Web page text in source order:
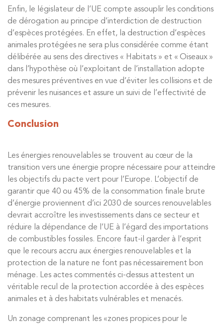
Enfin, le législateur de l’UE compte assouplir les conditions
de dérogation au principe d’interdiction de destruction
d’espèces protégées. En effet, la destruction d’espèces
animales protégées ne sera plus considérée comme étant
délibérée au sens des directives « Habitats » et « Oiseaux »
dans l’hypothèse où l’exploitant de l’installation adopte
des mesures préventives en vue d’éviter les collisions et de
prévenir les nuisances et assure un suivi de l’effectivité de
ces mesures.
Conclusion
Les énergies renouvelables se trouvent au cœur de la
transition vers une énergie propre nécessaire pour atteindre
les objectifs du pacte vert pour l’Europe. L’objectif de
garantir que 40 ou 45% de la consommation finale brute
d’énergie proviennent d’ici 2030 de sources renouvelables
devrait accroître les investissements dans ce secteur et
réduire la dépendance de l’UE à l’égard des importations
de combustibles fossiles. Encore faut-il garder à l’esprit
que le recours accru aux énergies renouvelables et la
protection de la nature ne font pas nécessairement bon
ménage. Les actes commentés ci-dessus attestent un
véritable recul de la protection accordée à des espèces
animales et à des habitats vulnérables et menacés.
Un zonage comprenant les «zones propices pour le